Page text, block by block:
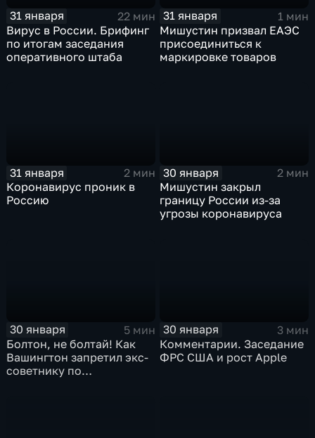
31 января
22 мин
Вирус в России. Брифинг
по итогам заседания
оперативного штаба
31 января
1 мин
Мишустин призвал ЕАЭС
присоединиться к
маркировке товаров
31 января
2 мин
Коронавирус проник в
Россию
30 января
2 мин
Мишустин закрыл
границу России из-за
угрозы коронавируса
30 января
5 мин
Болтон, не болтай! Как
Вашингтон запретил экс-
советнику по
30 января
3 мин
Комментарии. Заседание
ФРС США и рост Apple